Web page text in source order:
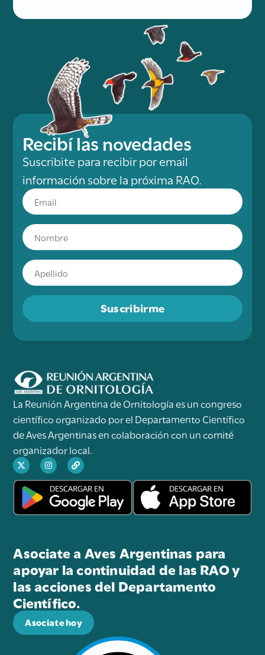
Recibí las novedades
Suscribite para recibir por email
información sobre la próxima RAO.
Suscribirme
La Reunión Argentina de Ornitología es un congreso
científico organizado por el Departamento Científico
de Aves Argentinas en colaboración con un comité
organizador local.
Asociate a Aves Argentinas para
apoyar la continuidad de las RAO y
las acciones del Departamento
Científico.
Asociate hoy